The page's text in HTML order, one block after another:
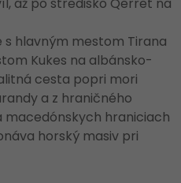
hlavným mestom Tirana
Kukes na albánsko-
cesta popri mori
a z hraničného
hraniciach
horský masiv pri